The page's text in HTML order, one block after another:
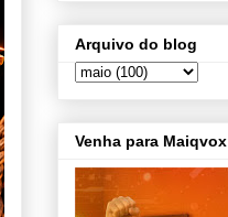
Arquivo do blog
Venha para Maiqvox